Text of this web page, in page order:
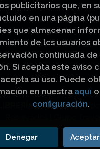
a mi cesta
LIBRERÍA LUZ Y VIDA.
publicitarios que, en
en una página
que almacenan
de los usuarios
continuada de
Si acepta este aviso
su uso. Puede
en nuestra aquí
configuración.
Denegar